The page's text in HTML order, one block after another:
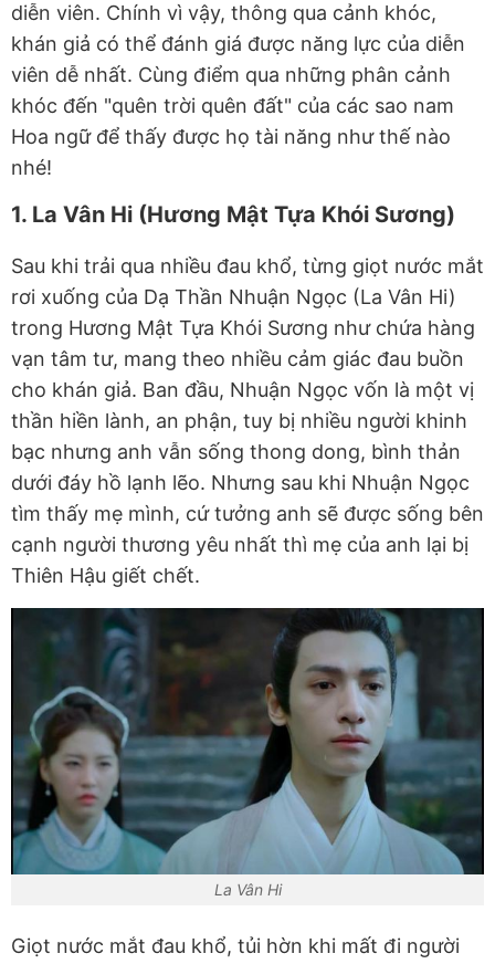
diễn viên. Chính vì vậy, thông qua cảnh khóc,
khán giả có thể đánh giá được năng lực của diễn
viên dễ nhất. Cùng điểm qua những phân cảnh
khóc đến "quên trời quên đất" của các sao nam
Hoa ngữ để thấy được họ tài năng như thế nào
nhé!
1. La Vân Hi (Hương Mật Tựa Khói Sương)
Sau khi trải qua nhiều đau khổ, từng giọt nước mắt
rơi xuống của Dạ Thần Nhuận Ngọc (La Vân Hi)
trong Hương Mật Tựa Khói Sương như chứa hàng
vạn tâm tư, mang theo nhiều cảm giác đau buồn
cho khán giả. Ban đầu, Nhuận Ngọc vốn là một vị
thần hiền lành, an phận, tuy bị nhiều người khinh
bạc nhưng anh vẫn sống thong dong, bình thản
dưới đáy hồ lạnh lẽo. Nhưng sau khi Nhuận Ngọc
tìm thấy mẹ mình, cứ tưởng anh sẽ được sống bên
cạnh người thương yêu nhất thì mẹ của anh lại bị
Thiên Hậu giết chết.
La Vân Hi
Giọt nước mắt đau khổ, tủi hờn khi mất đi người